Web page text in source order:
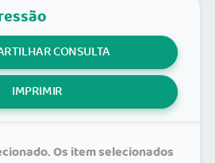
CONSULTA
IMPRIMIR
Os item selecionados